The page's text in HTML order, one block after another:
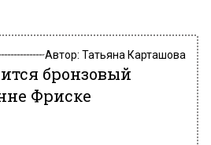
Автор: Татьяна Карташова
бронзовый
Фриске